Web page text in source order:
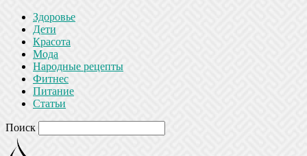
Здоровье
Дети
Красота
Мода
Народные рецепты
Фитнес
Питание
Статьи
Поиск